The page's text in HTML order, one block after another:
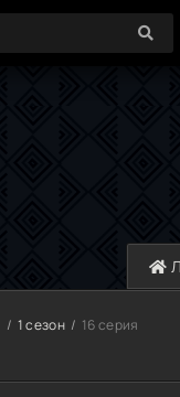
1 сезон 16 серия